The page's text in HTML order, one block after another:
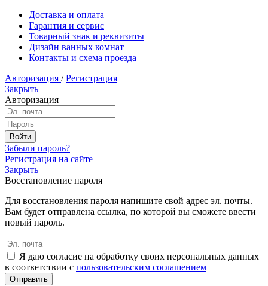
Доставка и оплата
Гарантия и сервис
Товарный знак и реквизиты
Дизайн ванных комнат
Контакты и схема проезда
Авторизация / Регистрация
Закрыть
Авторизация
Забыли пароль?
Регистрация на сайте
Закрыть
Восстановление пароля
Для восстановления пароля напишите свой адрес эл. почты.
Вам будет отправлена ссылка, по которой вы сможете ввести
новый пароль.
Я даю согласие на обработку своих персональных данных
в соответствии с пользовательским соглашением